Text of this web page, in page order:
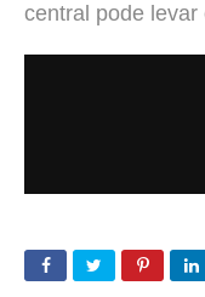
central pode